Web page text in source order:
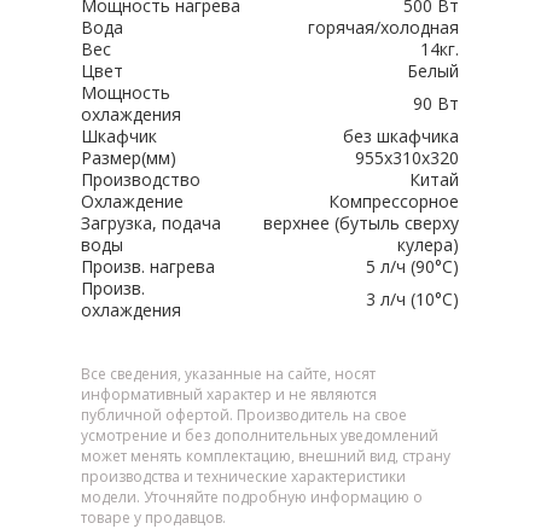
Мощность нагрева
500 Вт
Вода
горячая/холодная
Вес
14кг.
Цвет
Белый
Мощность
охлаждения
90 Вт
Шкафчик
без шкафчика
Размер(мм)
955x310x320
Производство
Китай
Охлаждение
Компрессорное
Загрузка, подача
воды
верхнее (бутыль сверху
кулера)
Произв. нагрева
5 л/ч (90°C)
Произв.
охлаждения
3 л/ч (10°C)
Все сведения, указанные на сайте, носят
информативный характер и не являются
публичной офертой. Производитель на свое
усмотрение и без дополнительных уведомлений
может менять комплектацию, внешний вид, страну
производства и технические характеристики
модели. Уточняйте подробную информацию о
товаре у продавцов.